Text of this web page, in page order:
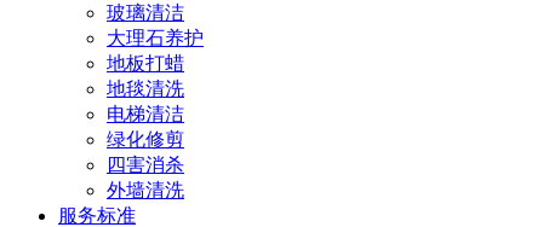
玻璃清洁
大理石养护
地板打蜡
地毯清洗
电梯清洁
绿化修剪
四害消杀
外墙清洗
服务标准